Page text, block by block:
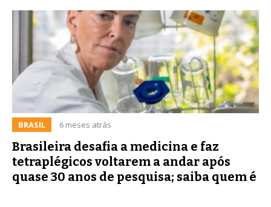
BRASIL 6 meses atrás
Brasileira desafia a medicina e faz
tetraplégicos voltarem a andar após
quase 30 anos de pesquisa; saiba quem é